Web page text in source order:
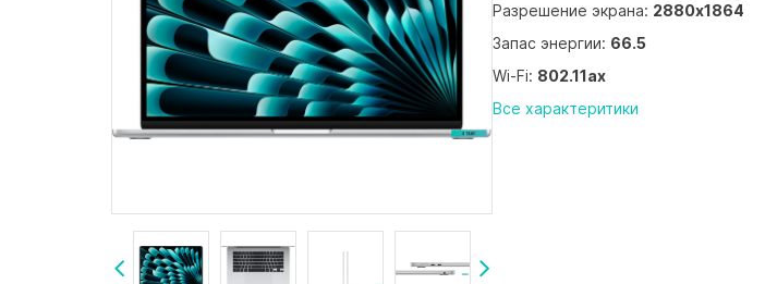
Разрешение экрана: 2880x1864
Запас энергии: 66.5
Wi-Fi: 802.11ax
Все характеритики